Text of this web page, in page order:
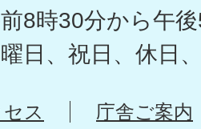
8時30分から午
曜日、祝日、休日
ス 庁舎ご案内